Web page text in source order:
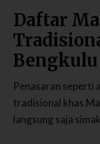
Daftar
Bengkulu
Penasaran seperti
tradisional khas
langsung saja